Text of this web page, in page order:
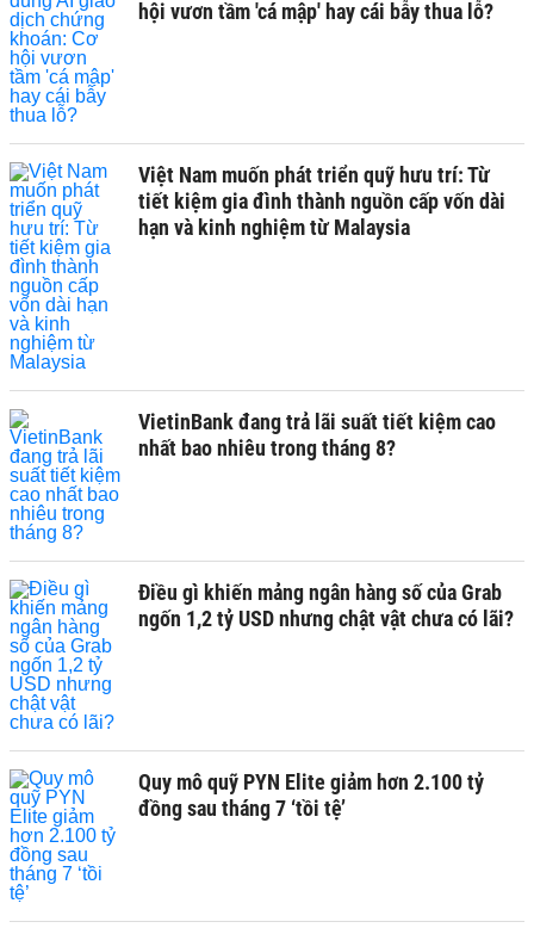
hội vươn tầm 'cá mập' hay cái bẫy thua lỗ?
Việt Nam muốn phát triển quỹ hưu trí: Từ
tiết kiệm gia đình thành nguồn cấp vốn dài
hạn và kinh nghiệm từ Malaysia
VietinBank đang trả lãi suất tiết kiệm cao
nhất bao nhiêu trong tháng 8?
Điều gì khiến mảng ngân hàng số của Grab
ngốn 1,2 tỷ USD nhưng chật vật chưa có lãi?
Quy mô quỹ PYN Elite giảm hơn 2.100 tỷ
đồng sau tháng 7 ‘tồi tệ’